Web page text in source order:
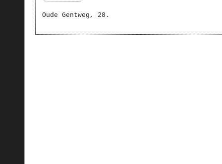
Oude Gentweg, 28.